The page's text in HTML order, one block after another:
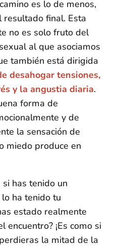
es lo de menos,
final. Esta
no es solo fruto del
al que asociamos
también está dirigida
desahogar tensiones,
y la angustia diaria.
forma de
y de
la sensación de
miedo produce en
si has tenido un
ha tenido tu
estado realmente
encuentro? ¡Es como si
la mitad de la